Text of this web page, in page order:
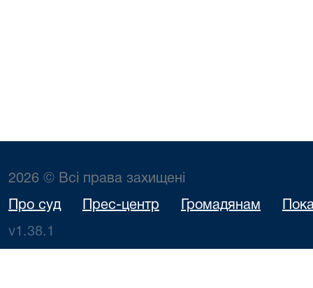
2026 © Всі права захищені
Про суд Прес-центр Громадянам
v1.38.1